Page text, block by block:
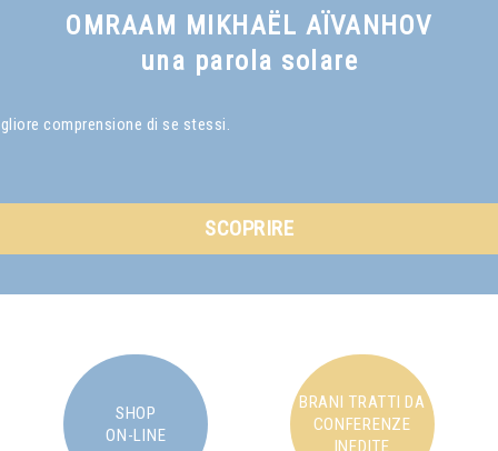
OMRAAM MIKHAËL AÏVANHOV
una parola solare
comprensione di se stessi.
SCOPRIRE
SHOP
ON-LINE
BRANI TRATTI DA
CONFERENZE
INEDITE